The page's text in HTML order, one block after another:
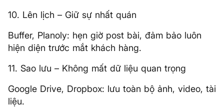
10. Lên lịch – Giữ sự nhất quán
Buffer, Planoly: hẹn giờ post bài, đảm bảo luôn
hiện diện trước mắt khách hàng.
11. Sao lưu – Không mất dữ liệu quan trọng
Google Drive, Dropbox: lưu toàn bộ ảnh, video, tài
liệu.